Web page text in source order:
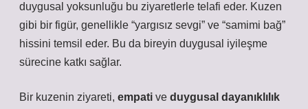
duygusal yoksunluğu bu ziyaretlerle telafi eder. Kuzen
gibi bir figür, genellikle “yargısız sevgi” ve “samimi bağ”
hissini temsil eder. Bu da bireyin duygusal iyileşme
sürecine katkı sağlar.
Bir kuzenin ziyareti, empati ve duygusal dayanıklılık